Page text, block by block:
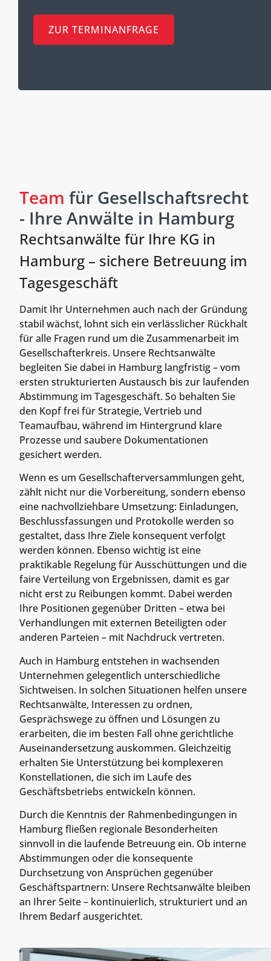
ZUR TERMINANFRAGE
Team für Gesellschaftsrecht
- Ihre Anwälte in Hamburg
Rechtsanwälte für Ihre KG in
Hamburg – sichere Betreuung im
Tagesgeschäft
Damit Ihr Unternehmen auch nach der Gründung
stabil wächst, lohnt sich ein verlässlicher Rückhalt
für alle Fragen rund um die Zusammenarbeit im
Gesellschafterkreis. Unsere Rechtsanwälte
begleiten Sie dabei in Hamburg langfristig – vom
ersten strukturierten Austausch bis zur laufenden
Abstimmung im Tagesgeschäft. So behalten Sie
den Kopf frei für Strategie, Vertrieb und
Teamaufbau, während im Hintergrund klare
Prozesse und saubere Dokumentationen
gesichert werden.
Wenn es um Gesellschafterversammlungen geht,
zählt nicht nur die Vorbereitung, sondern ebenso
eine nachvollziehbare Umsetzung: Einladungen,
Beschlussfassungen und Protokolle werden so
gestaltet, dass Ihre Ziele konsequent verfolgt
werden können. Ebenso wichtig ist eine
praktikable Regelung für Ausschüttungen und die
faire Verteilung von Ergebnissen, damit es gar
nicht erst zu Reibungen kommt. Dabei werden
Ihre Positionen gegenüber Dritten – etwa bei
Verhandlungen mit externen Beteiligten oder
anderen Parteien – mit Nachdruck vertreten.
Auch in Hamburg entstehen in wachsenden
Unternehmen gelegentlich unterschiedliche
Sichtweisen. In solchen Situationen helfen unsere
Rechtsanwälte, Interessen zu ordnen,
Gesprächswege zu öffnen und Lösungen zu
erarbeiten, die im besten Fall ohne gerichtliche
Auseinandersetzung auskommen. Gleichzeitig
erhalten Sie Unterstützung bei komplexeren
Konstellationen, die sich im Laufe des
Geschäftsbetriebs entwickeln können.
Durch die Kenntnis der Rahmenbedingungen in
Hamburg fließen regionale Besonderheiten
sinnvoll in die laufende Betreuung ein. Ob interne
Abstimmungen oder die konsequente
Durchsetzung von Ansprüchen gegenüber
Geschäftspartnern: Unsere Rechtsanwälte bleiben
an Ihrer Seite – kontinuierlich, strukturiert und an
Ihrem Bedarf ausgerichtet.